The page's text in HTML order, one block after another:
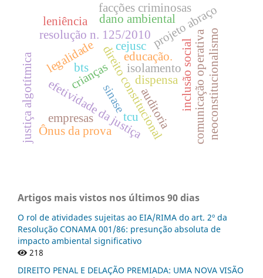
direito constitucional
isolamentoinclusão social
educação.
projeto abraço
efetividade da justiça
cejusc
resolução n. 125/2010
facções criminosas
crianças
sinase comunicação operativa
dano ambiental
Ônus da prova
justiça algotítmica
bts
dispensa
legalidade neoconstitucionalismo
auditoria
leniência
empresas tcu
Artigos mais vistos nos últimos 90 dias
O rol de atividades sujeitas ao EIA/RIMA do art. 2º da
Resolução CONAMA 001/86: presunção absoluta de
impacto ambiental significativo
218
DIREITO PENAL E DELAÇÃO PREMIADA: UMA NOVA VISÃO